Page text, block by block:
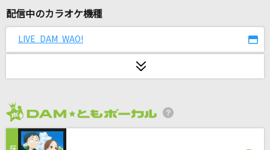
IDOLIC
中島健人
[生音]ハグルマ
KANA-BOON
配信中のカラオケ機種
LIVE DAM WAO!